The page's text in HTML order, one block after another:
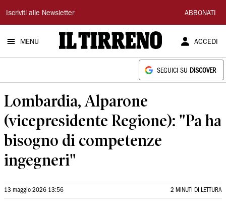
Il
Tirreno
Iscriviti alle Newsletter ABBONATI
MENU ACCEDI
SEGUICI SU DISCOVER
Lombardia, Alparone
(vicepresidente Regione): "Pa ha
bisogno di competenze
ingegneri"
13 maggio 2026 13:56 2 MINUTI DI LETTURA